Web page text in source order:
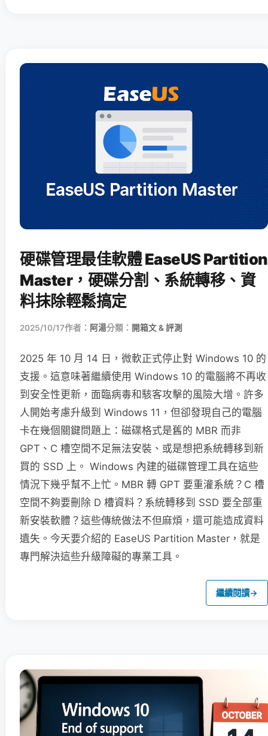
硬碟管理最佳軟體 EaseUS Partition
Master，硬碟分割、系統轉移、資
料抹除輕鬆搞定
2025/10/17作者： 阿湯分類： 開箱文 & 評測
2025 年 10 月 14 日，微軟正式停止對 Windows 10 的
支援。這意味著繼續使用 Windows 10 的電腦將不再收
到安全性更新，面臨病毒和駭客攻擊的風險大增。許多
人開始考慮升級到 Windows 11，但卻發現自己的電腦
卡在幾個關鍵問題上：磁碟格式是舊的 MBR 而非
GPT、C 槽空間不足無法安裝、或是想把系統轉移到新
買的 SSD 上。 Windows 內建的磁碟管理工具在這些
情況下幾乎幫不上忙。MBR 轉 GPT 要重灌系統？C 槽
空間不夠要刪除 D 槽資料？系統轉移到 SSD 要全部重
新安裝軟體？這些傳統做法不但麻煩，還可能造成資料
遺失。今天要介紹的 EaseUS Partition Master，就是
專門解決這些升級障礙的專業工具。
繼續閱讀→